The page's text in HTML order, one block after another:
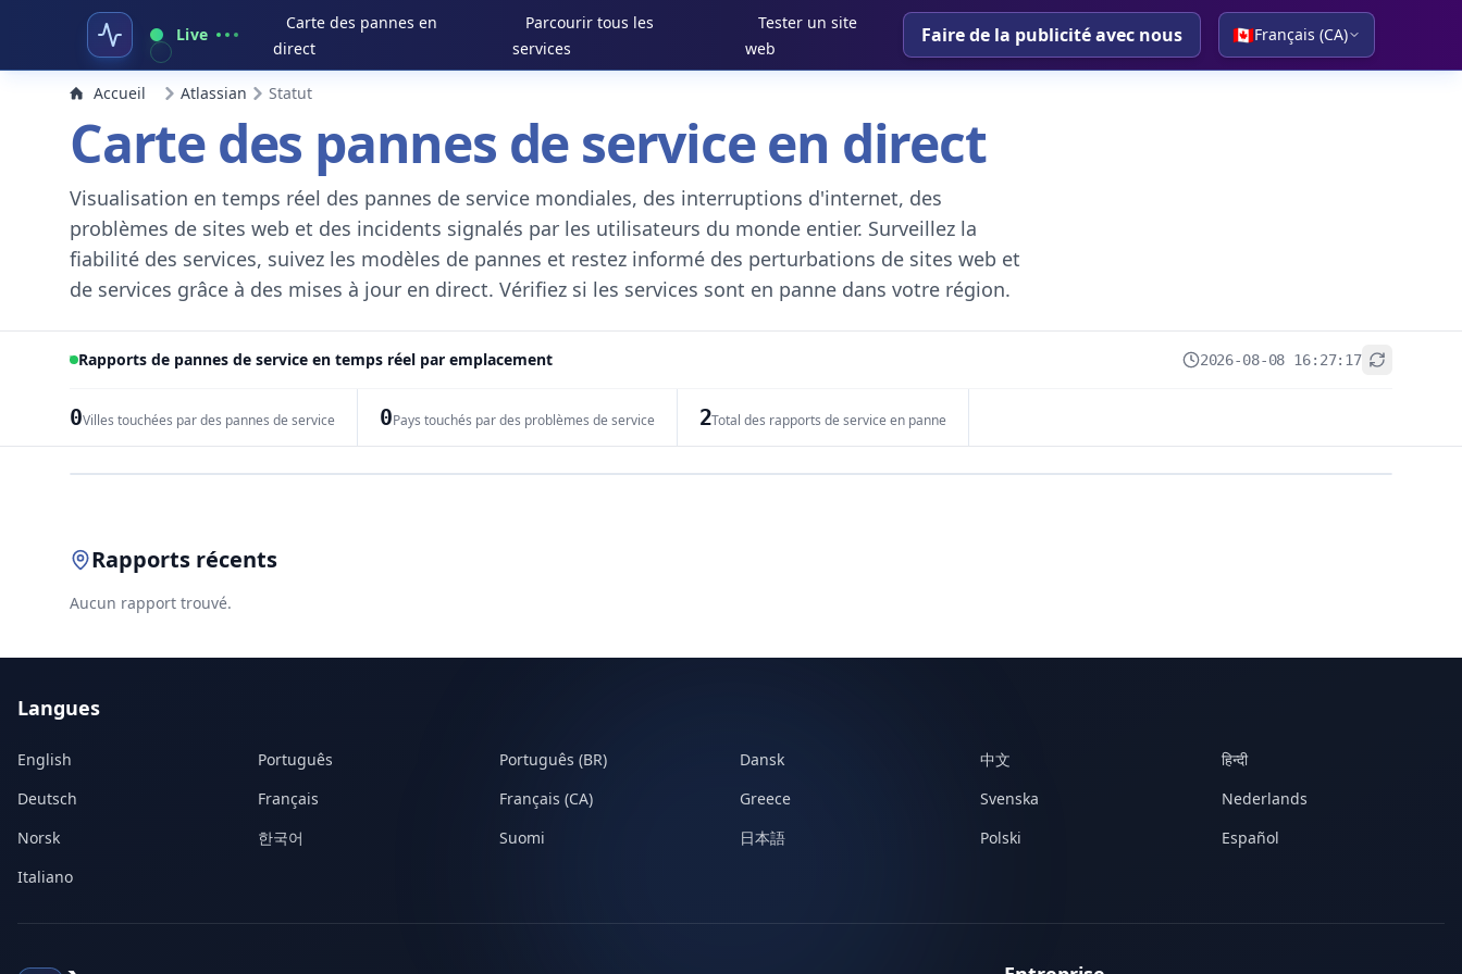
Live
Carte des pannes en
direct
Parcourir tous les
services
Tester un site
web
Faire de la publicité avec nous 🇨🇦Français (CA)
Accueil Atlassian Statut
Carte des pannes de service en direct
Visualisation en temps réel des pannes de service mondiales, des interruptions d'internet, des
problèmes de sites web et des incidents signalés par les utilisateurs du monde entier. Surveillez la
fiabilité des services, suivez les modèles de pannes et restez informé des perturbations de sites web et
de services grâce à des mises à jour en direct. Vérifiez si les services sont en panne dans votre région.
Rapports de pannes de service en temps réel par emplacement 2026-08-08 16:27:17
0Villes touchées par des pannes de service 0Pays touchés par des problèmes de service 2Total des rapports de service en panne
Rapports récents
Aucun rapport trouvé.
Langues
English Português Português (BR) Dansk 中文
हिन्दी
Deutsch
Français Français (CA) Greece Svenska
Nederlands
Norsk
한국어 Suomi 日本語 Polski
Español
Italiano